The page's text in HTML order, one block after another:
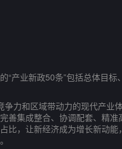
业新政50条”包括总体目标
和区域带动力的现代产业
善集成整合、协调配套、精
比，让新经济成为增长新动